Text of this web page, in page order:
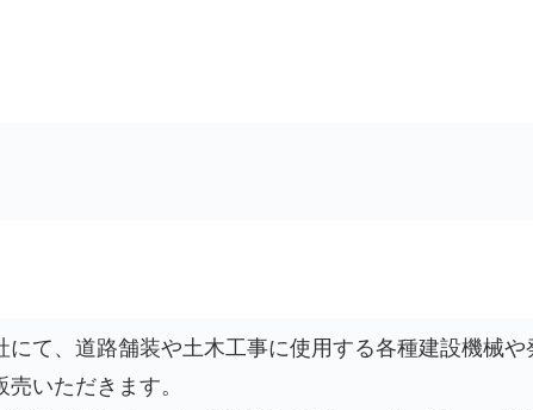
にて、道路舗装や土木工事に使用する各種建設機械や
いただきます。